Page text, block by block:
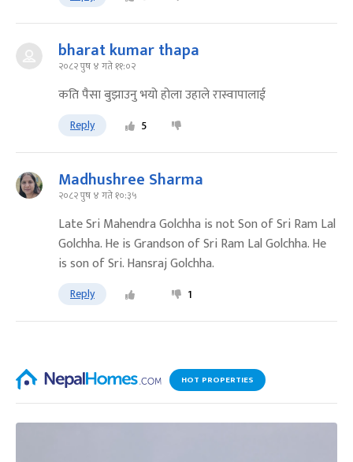
bharat kumar thapa
२०८२ पुष ४ गते ११:०२
कति पैसा बुझाउनु भयो होला उहाले रास्वापालाई
Reply 5
Madhushree Sharma
२०८२ पुष ४ गते १०:३५
Late Sri Mahendra Golchha is not Son of Sri Ram Lal
Golchha. He is Grandson of Sri Ram Lal Golchha. He
is son of Sri. Hansraj Golchha.
Reply 1
HOT PROPERTIES